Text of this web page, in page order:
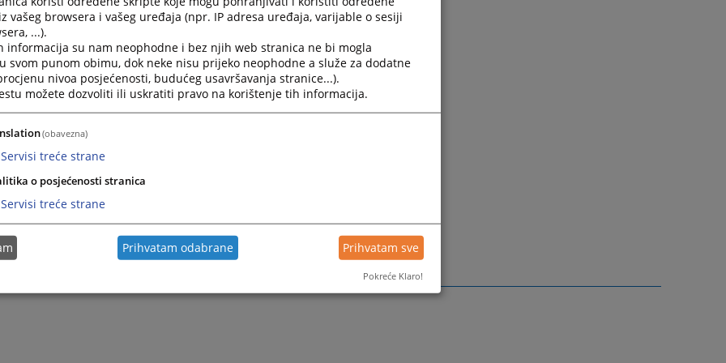
telefoni
suda: 032/ 24 15 85
24 64 51
24 68 84
032/ 24 23 05
ksud-zenica@pravosudje.ba
kantsudze@bih.net.ba
www.facebook.com
vašeg browsera i vašeg uređaja (npr. IP adresa uređaja, varijable o sesiji
...).
informacija su nam neophodne i bez njih web stranica ne bi mogla
svom punom obimu, dok neke nisu prijeko neophodne a služe za dodatne
nivoa posjećenosti, budućeg usavršavanja stranice...).
možete dozvoliti ili uskratiti pravo na korištenje tih informacija.
(obavezna)
Servisi treće strane
o posjećenosti stranica
Servisi treće strane
Prihvatam odabrane Prihvatam sve
Pokreće Klaro!